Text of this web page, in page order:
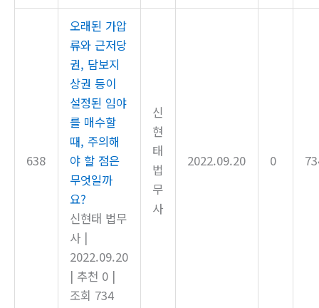
638
오래된 가압
류와 근저당
권, 담보지
상권 등이
설정된 임야
를 매수할
때, 주의해
야 할 점은
무엇일까
요?
신현태 법무
사 |
2022.09.20
| 추천 0 |
조회 734
신
현
태
법
무
사
2022.09.20 0